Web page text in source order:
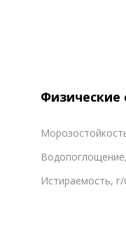
Физические
Истираемость,